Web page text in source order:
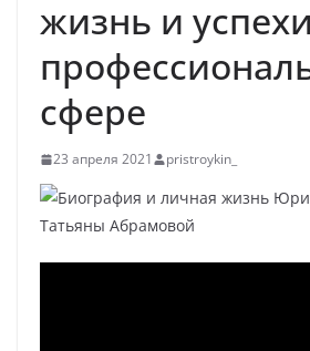
жизнь и
сфере
23 апреля 2021 pristroykin_